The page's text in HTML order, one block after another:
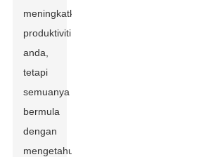
meningkatkan
produktiviti
anda,
tetapi
semuanya
bermula
dengan
mengetahui